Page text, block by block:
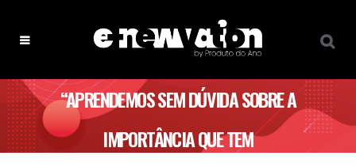
“APRENDEMOS SEM DÚVIDA SOBRE A
IMPORTÂNCIA QUE TEM